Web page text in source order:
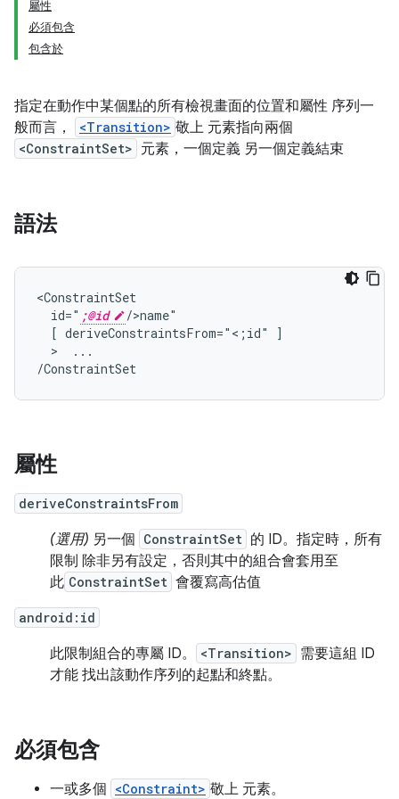
屬性
必須包含
包含於
指定在動作中某個點的所有檢視畫面的位置和屬性 序列一
般而言，
<Transition> 敬上 元素指向兩個
<ConstraintSet> 元素，一個定義 另一個定義結束
語法
id=" ;@id
[ deriveConstraintsFrom="<;id"
  >
...
/ConstraintSet
屬性
deriveConstraintsFrom
(選用) 另一個 ConstraintSet 的 ID。指定時，所有
限制 除非另有設定，否則其中的組合會套用至
此 ConstraintSet 會覆寫高估值
android:id
此限制組合的專屬 ID。 <Transition> 需要這組 ID
才能 找出該動作序列的起點和終點。
必須包含
一或多個 <Constraint> 敬上 元素。